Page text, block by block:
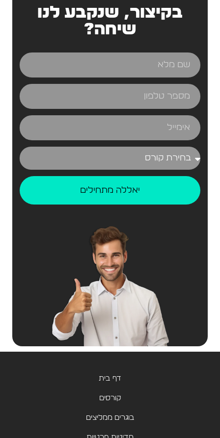
בקיצור, שנקבע לנו
שיחה?
יאללה מתחילים
דף בית
קורסים
בוגרים ממליצים